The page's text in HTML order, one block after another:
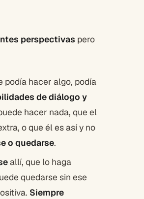
perspectivas pero
podía hacer algo, podía
de diálogo y
hacer nada, que el
o que él es así y no
o quedarse.
allí, que lo haga
quedarse sin ese
Siempre